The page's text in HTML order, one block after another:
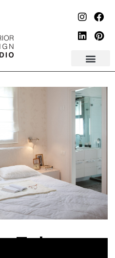
Tel